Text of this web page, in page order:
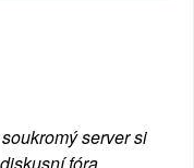
server si
fóra